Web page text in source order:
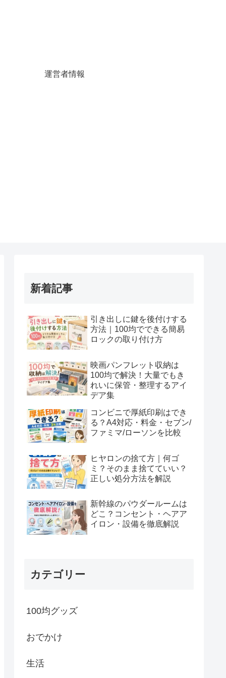
運営者情報
新着記事
引き出しに鍵を後付けする
方法｜100均でできる簡易
ロックの取り付け方
映画パンフレット収納は
100均で解決！大量でもき
れいに保管・整理するアイ
デア集
コンビニで厚紙印刷はでき
る？A4対応・料金・セブン/
ファミマ/ローソンを比較
ヒヤロンの捨て方｜何ゴ
ミ？そのまま捨てていい？
正しい処分方法を解説
新幹線のパウダールームは
どこ？コンセント・ヘアア
イロン・設備を徹底解説
カテゴリー
100均グッズ
おでかけ
生活